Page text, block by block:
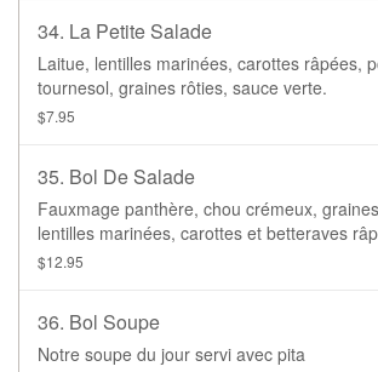
34. La Petite Salade
Laitue, lentilles marinées, carottes râpées,
tournesol, graines rôties, sauce verte.
$7.95
35. Bol De Salade
Fauxmage panthère, chou crémeux,
lentilles marinées, carottes et betteraves
tournesol, avec sauce verte. Base de laitue
$12.95
36. Bol Soupe
Notre soupe du jour servi avec pita